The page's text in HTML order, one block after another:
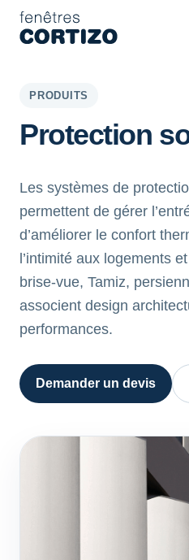
Fenêtres Cortizo est un réseau
Produits
Devis
PRODUITS
Protection
Les systèmes de
permettent de gérer
d’améliorer le confort
l’intimité aux logements
brise-vue, Tamiz,
associent design
performances.
Demander un devis